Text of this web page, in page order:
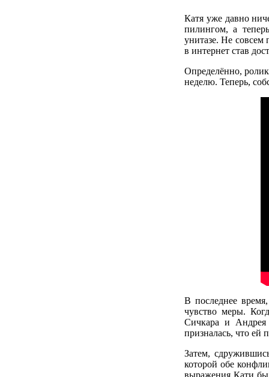
Катя уже давно
пилингом, а
унитазе. Не совсем
в интернет став
Определённо,
неделю. Теперь,
В последнее
чувство меры.
Сичкара и
призналась, что ей
Затем,
которой обе
выражения Кати